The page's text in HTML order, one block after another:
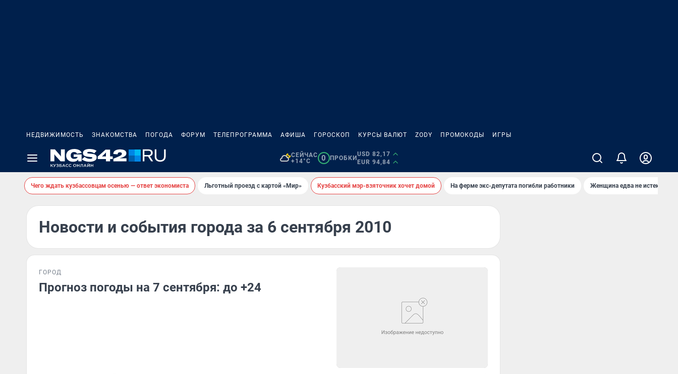
НЕДВИЖИМОСТЬ ЗНАКОМСТВА ПОГОДА ФОРУМ ТЕЛЕПРОГРАММА АФИША ГОРОСКОП КУРСЫ ВАЛЮТ ZODY ПРОМОКОДЫ ИГРЫ
СЕЙЧАС
+14°C
0 ПРОБКИ
USD 82,17
EUR 94,84
Чего ждать кузбассовцам осенью — ответ экономиста Льготный проезд с картой «Мир» Кузбасский мэр-взяточник хочет домой На ферме экс-депутата погибли работники Женщина едва не истекла
Новости и события города за 6 сентября 2010
ГОРОД
Прогноз погоды на 7 сентября: до +24